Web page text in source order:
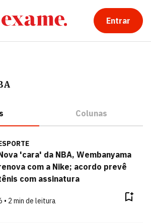
Entrar
Colunas
'cara' da NBA, Wembanyama
com a Nike; acordo prevê
com assinatura
• 2 min de leitura